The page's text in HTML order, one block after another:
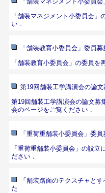
「舗装マネジメント小委員会
い．
「舗装教育小委員会」委員
「舗装教育小委員会」の委員を
第19回舗装工学講演会の論
第19回舗装工学講演会の論文募
会のページをご覧ください．
「重荷重舗装小委員会」委
「重荷重舗装小委員会」の設
ださい．
「舗装路面のテクスチャと
た